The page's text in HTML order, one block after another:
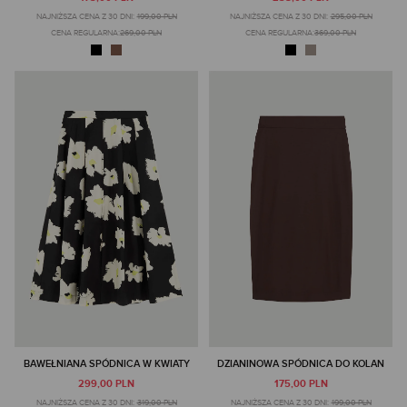
NAJNIŻSZA CENA Z 30 DNI: 199,00 PLN
CENA REGULARNA:269,00 PLN
NAJNIŻSZA CENA Z 30 DNI: 295,00 PLN
CENA REGULARNA:369,00 PLN
BAWEŁNIANA SPÓDNICA W KWIATY
299,00 PLN
NAJNIŻSZA CENA Z 30 DNI: 319,00 PLN
DZIANINOWA SPÓDNICA DO KOLAN
175,00 PLN
NAJNIŻSZA CENA Z 30 DNI: 199,00 PLN